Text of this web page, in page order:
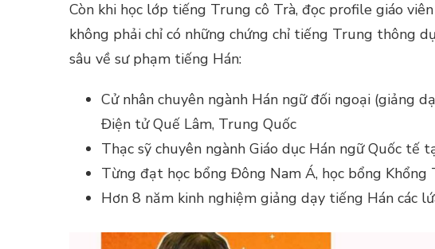
Còn khi học lớp tiếng Trung cô Trà, đọc profile giáo
không phải chỉ có những chứng chỉ tiếng Trung thông
sâu về sư phạm tiếng Hán:
Cử nhân chuyên ngành Hán ngữ đối ngoại (giảng
Điện tử Quế Lâm, Trung Quốc
Thạc sỹ chuyên ngành Giáo dục Hán ngữ Quốc tế
Từng đạt học bổng Đông Nam Á, học bổng Khổng
Hơn 8 năm kinh nghiệm giảng dạy tiếng Hán các